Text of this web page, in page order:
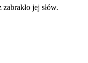
jej słów.